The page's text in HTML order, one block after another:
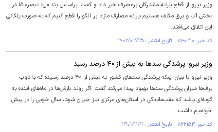
وزیر نیرو از قطع یارانه مشترکان پرمصرف خبر داد و گفت: براساس بند «ل» تبصره ۱۵ در
بخش آب و برق مکلف هستیم یارانه مصارف مازاد بر الگو را قطع کنیم که به صورت پلکانی
این اتفاق می‌افتد.
کد خبر: ۸۴۰۲۱۰ تاریخ انتشار : ۱۴۰۲/۰۲/۲۵
وزیر نیرو: پرشدگی سد‌ها به بیش از ۴۰ درصد رسید
وزیر نیرو با بیان اینکه پرشدگی سد‌های کشور به بیش از ۴۰ درصد رسیده که با ذوب
برف‌ها میزان پرشدگی سد‌ها بهبود پیدا می‌کند گفت: اگر روند بارش‌ها در ماه‌های آینده به
گونه‌ای باشد که عقب‌ماندگی در استان‌های مرکزی نیز جبران شود، سال خوبی را در پیش
خواهیم داشت.
کد خبر: ۸۲۲۱۵۳ تاریخ انتشار : ۱۴۰۱/۱۱/۱۱